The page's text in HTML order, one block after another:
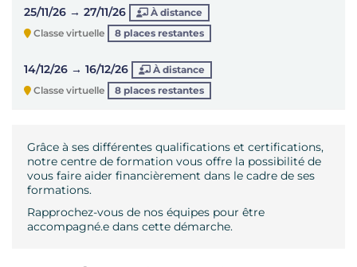
25/11/26 → 27/11/26
À distance
Classe virtuelle
8 places restantes
14/12/26 → 16/12/26
À distance
Classe virtuelle
8 places restantes
Grâce à ses différentes qualifications et certifications,
notre centre de formation vous offre la possibilité de
vous faire aider financièrement dans le cadre de ses
formations.
Rapprochez-vous de nos équipes pour être
accompagné.e dans cette démarche.